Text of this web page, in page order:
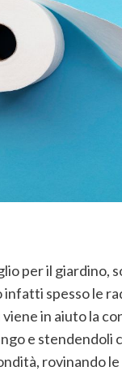
per il
infatti spesso le
viene in aiuto la
e stendendoli
rovinando